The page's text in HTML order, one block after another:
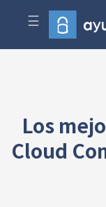
☰
Los
Cloud